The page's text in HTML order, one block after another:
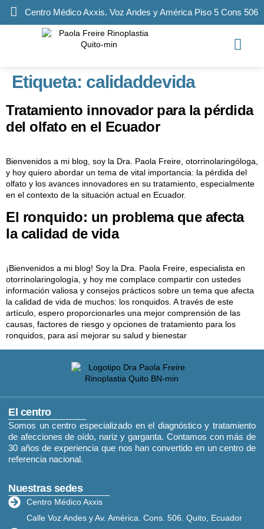
Centro Médico Axxis. Voz Andes y América Piso 5 Cons 506
Etiqueta: calidaddevida
Tratamiento innovador para la pérdida
del olfato en el Ecuador
Bienvenidos a mi blog, soy la Dra. Paola Freire, otorrinolaringóloga,
y hoy quiero abordar un tema de vital importancia: la pérdida del
olfato y los avances innovadores en su tratamiento, especialmente
en el contexto de la situación actual en Ecuador.
El ronquido: un problema que afecta
la calidad de vida
¡Bienvenidos a mi blog! Soy la Dra. Paola Freire, especialista en
otorrinolaringología, y hoy me complace compartir con ustedes
información valiosa y consejos prácticos sobre un tema que afecta
la calidad de vida de muchos: los ronquidos. A través de este
artículo, espero proporcionarles una mejor comprensión de las
causas, factores de riesgo y opciones de tratamiento para los
ronquidos, para así mejorar su salud y bienestar
El centro
Somos un centro especializado en el diagnóstico y tratamiento
de afecciones de oído, nariz y garganta. Contamos con más de
30 años de experiencia que nos han convertido en un centro de
referencia nacional.
Nuestras sedes
Centro Médico Axxis
Calle Voz Andes y Av. América. Cons. 506. Quito, Ecuador